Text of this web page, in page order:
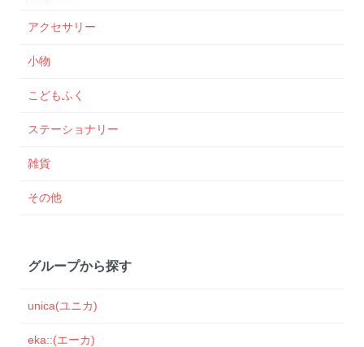
アクセサリー
小物
こどもふく
ステーショナリー
雑貨
その他
グループから探す
unica(ユニカ)
eka::(エーカ)